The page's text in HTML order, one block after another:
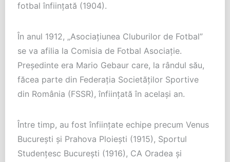
fotbal înființată (1904).
În anul 1912, „Asociațiunea Cluburilor de Fotbal”
se va afilia la Comisia de Fotbal Asociație.
Președinte era Mario Gebaur care, la rândul său,
făcea parte din Federația Societăților Sportive
din România (FSSR), înființată în același an.
Între timp, au fost înființate echipe precum Venus
București și Prahova Ploiești (1915), Sportul
Studențesc București (1916), CA Oradea și